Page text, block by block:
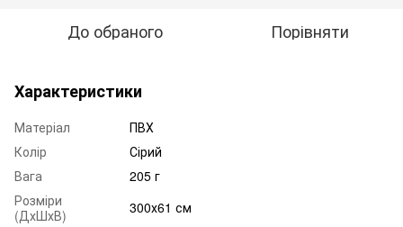
До обраного Порівняти
Характеристики
Матеріал
ПВХ
Колір
Сірий
Вага
205 г
Розміри
(ДхШхВ)
300х61 см